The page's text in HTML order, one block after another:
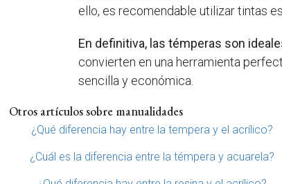
ello, es recomendable utilizar tintas
En definitiva, las témperas son
convierten en una herramienta
sencilla y económica.
Otros artículos sobre manualidades
¿Qué diferencia hay entre la tempera y el acrílico?
¿Cuál es la diferencia entre la témpera y acuarela?